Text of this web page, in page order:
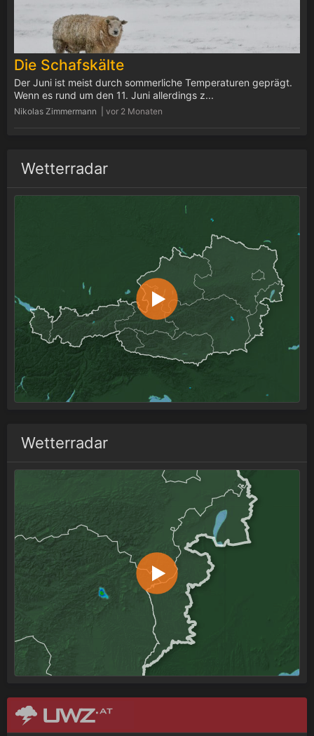
Die Schafskälte
Nikolas Zimmermann | vor 2 Monaten
Der Juni ist meist durch sommerliche Temperaturen geprägt.
Wenn es rund um den 11. Juni allerdings z...
Wetterradar
Wetterradar